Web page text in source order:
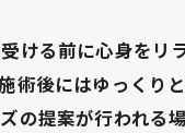
ける前に心身をリ
術後にはゆっくり
の提案が行われる